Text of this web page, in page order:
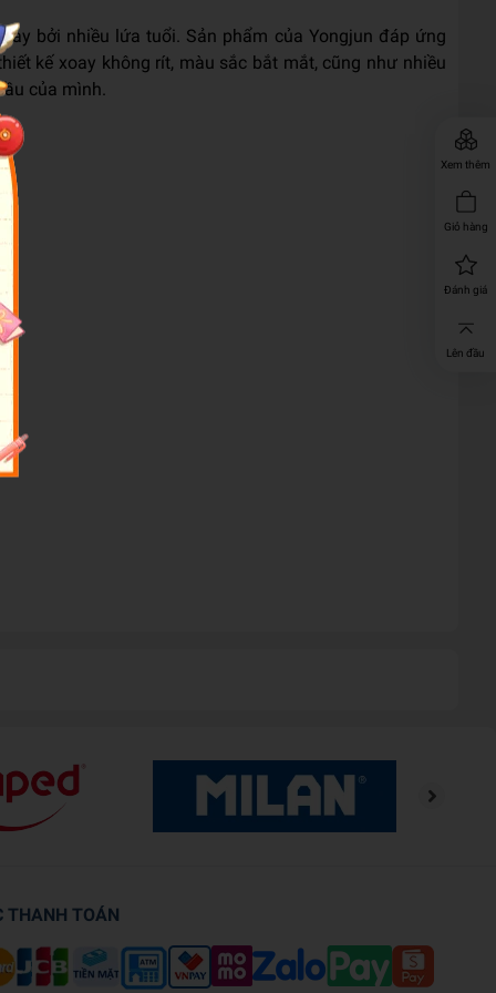
Xem thêm
Giỏ hàng
Đánh giá
Lên đầu
bởi nhiều lứa tuổi. Sản phẩm của Yongjun đáp ứng
kế xoay không rít, màu sắc bắt mắt, cũng như nhiều
của mình.
và đã trở thành món đồ chơi quen thuộc kể từ những
chi tiết được xoay dễ dàng và cách chơi cũng vô
THANH TOÁN